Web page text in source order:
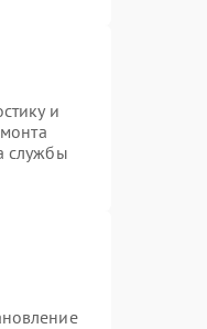
и
службы